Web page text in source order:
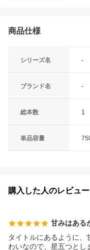
商品仕様
シリーズ名 -
ブランド名 -
総本数 1
単品容量
購入した人のレビュー
甘みはある
タイトルにあるように
わいなので、星五つとし